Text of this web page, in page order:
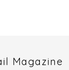
Magazine